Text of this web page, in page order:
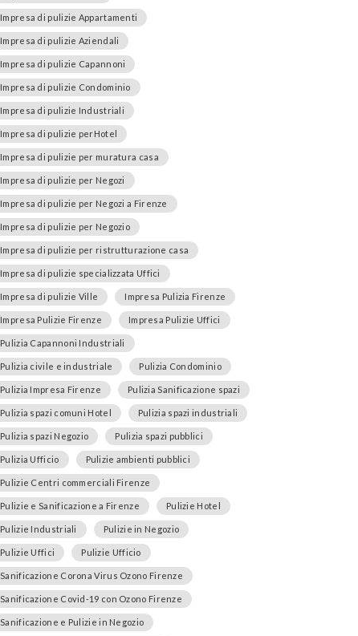
Impresa di pulizie Appartamenti
Impresa di pulizie Aziendali
Impresa di pulizie Capannoni
Impresa di pulizie Condominio
Impresa di pulizie Industriali
Impresa di pulizie perHotel
Impresa di pulizie per muratura casa
Impresa di pulizie per Negozi
Impresa di pulizie per Negozi a Firenze
Impresa di pulizie per Negozio
Impresa di pulizie per ristrutturazione casa
Impresa di pulizie specializzata Uffici
Impresa di pulizie Ville Impresa Pulizia Firenze
Impresa Pulizie Firenze Impresa Pulizie Uffici
Pulizia Capannoni Industriali
Pulizia civile e industriale Pulizia Condominio
Pulizia Impresa Firenze Pulizia Sanificazione spazi
Pulizia spazi comuni Hotel Pulizia spazi industriali
Pulizia spazi Negozio Pulizia spazi pubblici
Pulizia Ufficio Pulizie ambienti pubblici
Pulizie Centri commerciali Firenze
Pulizie e Sanificazione a Firenze Pulizie Hotel
Pulizie Industriali Pulizie in Negozio
Pulizie Uffici Pulizie Ufficio
Sanificazione Corona Virus Ozono Firenze
Sanificazione Covid-19 con Ozono Firenze
Sanificazione e Pulizie in Negozio